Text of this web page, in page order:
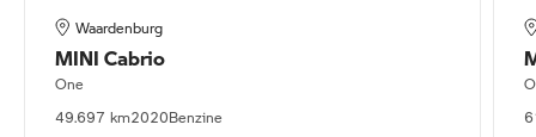
Waardenburg
MINI Cabrio
One
49.697 km2020Benzine